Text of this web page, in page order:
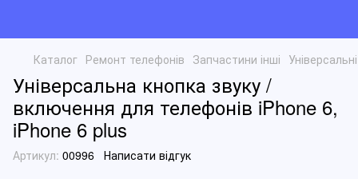
Каталог Ремонт телефонів Запчастини інші
Універсальна кнопка звуку /
включення для телефонів iPhone 6,
iPhone 6 plus
Артикул: 00996 Написати відгук